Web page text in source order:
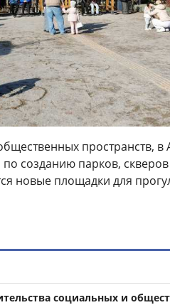
пространств, в
созданию парков,
новые площадки для
социальных и